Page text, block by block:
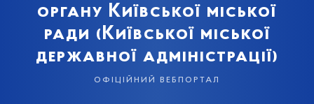
органу Київської міської
ради (Київської міської
державної адміністрації)
офіційний вебпортал